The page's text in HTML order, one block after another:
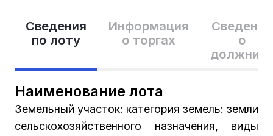
Сведения
по лоту
Информация
о торгах
Сведения
о
Наименование лота
Земельный участок: категория земель: земли
сельскохозяйственного назначения, виды